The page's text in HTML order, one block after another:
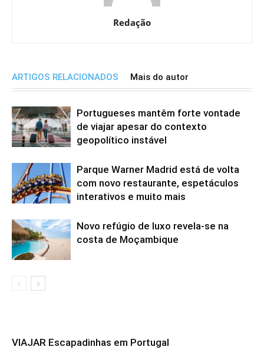
Redação
ARTIGOS RELACIONADOS Mais do autor
Portugueses mantêm forte vontade
de viajar apesar do contexto
geopolítico instável
Parque Warner Madrid está de volta
com novo restaurante, espetáculos
interativos e muito mais
Novo refúgio de luxo revela-se na
costa de Moçambique
VIAJAR Escapadinhas em Portugal